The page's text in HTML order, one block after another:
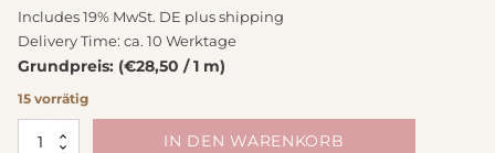
Includes 19% MwSt. DE plusshipping
Delivery Time: ca. 10 Werktage
Grundpreis: (€28,50 / 1 m)
15 vorrätig
Stoff
IN DEN WARENKORB